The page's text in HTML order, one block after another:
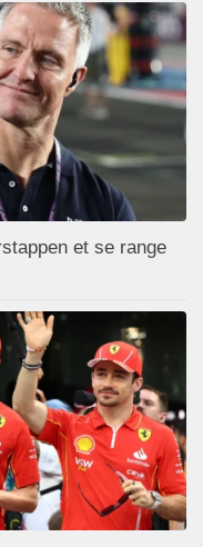
et se range